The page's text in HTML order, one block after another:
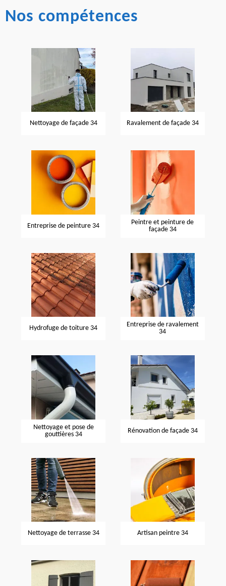
Nos compétences
Nettoyage de façade 34 Ravalement de façade 34
Entreprise de peinture 34
Peintre et peinture de
façade 34
Hydrofuge de toiture 34
Entreprise de ravalement
34
Nettoyage et pose de
gouttières 34
Rénovation de façade 34
Nettoyage de terrasse 34 Artisan peintre 34